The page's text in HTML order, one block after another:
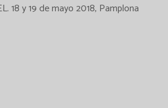
18 y 19 de mayo 2018, Pamplona